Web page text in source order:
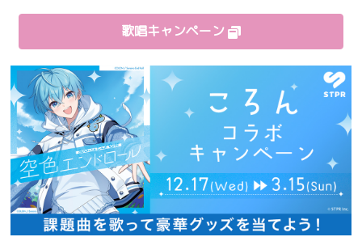
歌唱キャンペーン